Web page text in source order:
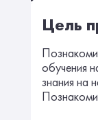
Цель
обучения
знания на